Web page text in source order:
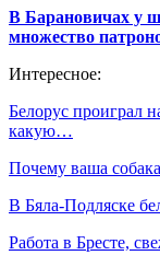
В Барановичах у
множество
Интересное:
Белорус проиграл
какую…
Почему ваша
В Бяла-Подляске
Работа в Бресте,